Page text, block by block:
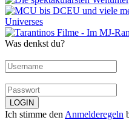
Was denkst du?
Ich stimme den Anmelderegeln